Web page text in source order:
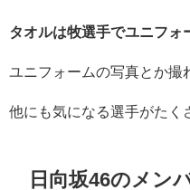
タオルは牧選手でユニフォ
ユニフォームの写真とか撮
他にも気になる選手がたく
日向坂46のメン